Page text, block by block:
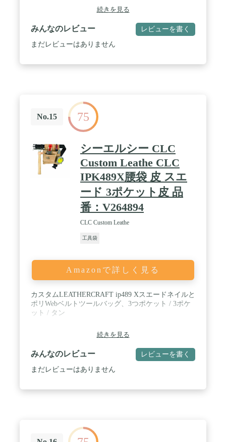
続きを見る
みんなのレビュー レビューを書く
まだレビューはありません
No.15 75
シーエルシー CLC
Custom Leathe CLC
IPK489X腰袋 皮 スエ
ード 3ポケット皮 品
番：V264894
CLC Custom Leathe
工具袋
Amazonで詳しく見る
カスタムLEATHERCRAFT ip489 Xスエードネイルと
ポリWebベルトツールバッグ、3つポケット / 3ポケ
ット / タン
続きを見る
みんなのレビュー レビューを書く
まだレビューはありません